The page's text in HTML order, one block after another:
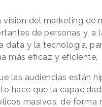
del marketing de
de personas y, a
data y la tecnología,
más eficaz y eficiente.
las audiencias están
hace que la
masivos, de forma